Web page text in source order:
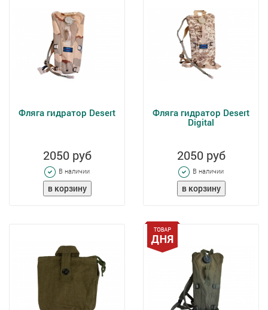
Фляга гидратор Desert
2050 руб
В наличии
Фляга гидратор Desert
Digital
2050 руб
В наличии